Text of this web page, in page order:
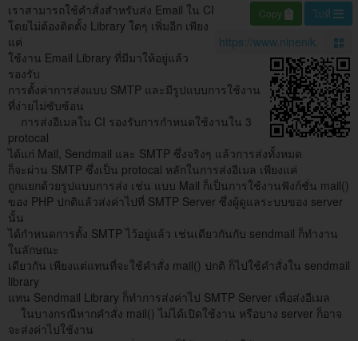
ไปที่
Copy
เราสามารถใช้คำสั่งสำหรับส่ง Email ใน CI
โดยไม่ต้องติดตั้ง Library ใดๆ เพิ่มอีก เพียง
แค่
ใช้งาน Email Library ที่มีมาให้อยู่แล้ว
รองรับ
การตั้งค่าการส่งแบบ SMTP และมีรูปแบบการใช้งาน
ที่ง่ายไม่ซับซ้อน
การส่งอีเมลใน CI รองรับการกำหนดใช้งานใน 3
protocal
ได้แก่ Mail, Sendmail และ SMTP ซึ่งจริงๆ แล้วการส่งทั้งหมด
ก็จะผ่าน SMTP ซึ่งเป็น protocal หลักในการส่งอีเมล เพียงแค่
ถูกแยกด้วยรูปแบบการส่ง เช่น แบบ Mail ก็เป็นการใช้งานฟังก์ชั่น mail()
ของ PHP ปกติแล้วส่งค่าไปที่ SMTP Server ซึ่งผู้ดูแลระบบของ server
นั้น
ได้กำหนดการตั้ง SMTP ไว้อยู่แล้ว เช่นเดียวกันกับ sendmail ก็ทำงาน
ในลักษณะ
เดียวกัน เพียงแต่แทนที่จะใช้คำสั่ง mail() ปกติ ก็ไปใช้คำสั่งใน sendmail
library
แทน Sendmail Library ก็ทำการส่งค่าไป SMTP Server เพื่อส่งอีเมล
ในบางกรณีหากคำสั่ง mail() ไม่ได้เปิดใช้งาน หรือบาง server ก็อาจ
จะส่งค่าไปใช้งาน